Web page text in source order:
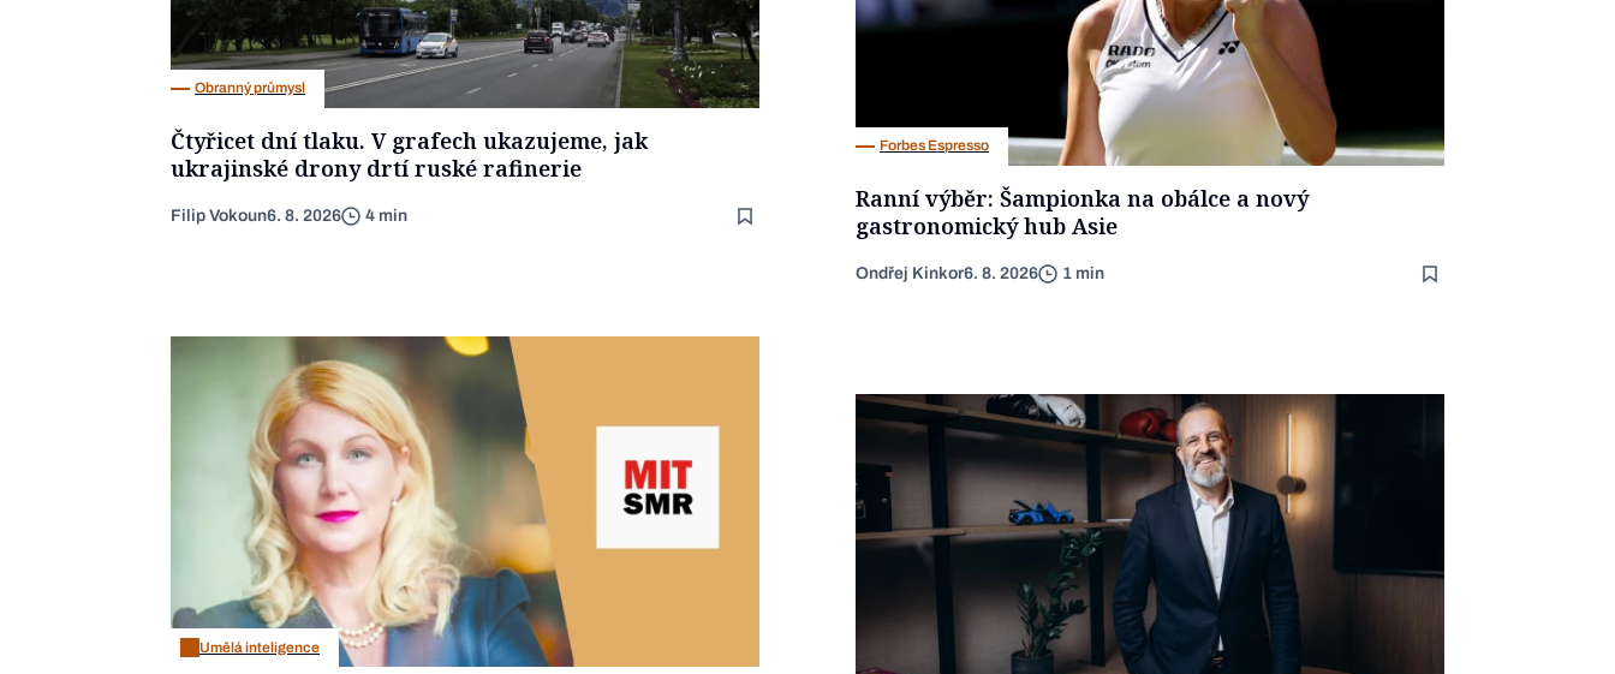
Obranný průmysl
Čtyřicet dní tlaku. V grafech ukazujeme, jak
ukrajinské drony drtí ruské rafinerie
Filip Vokoun6. 8. 2026 4 min
Forbes Espresso
Ranní výběr: Šampionka na obálce a nový
gastronomický hub Asie
Ondřej Kinkor6. 8. 2026 1 min
Umělá inteligence